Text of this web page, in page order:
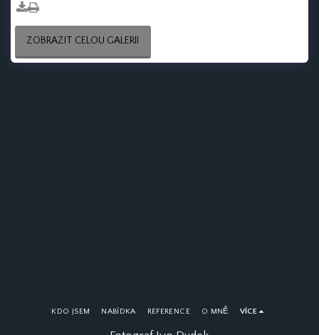
ZOBRAZIT CELOU GALERII
KDO JSEM NABÍDKA REFERENCE O MNĚ VÍCE